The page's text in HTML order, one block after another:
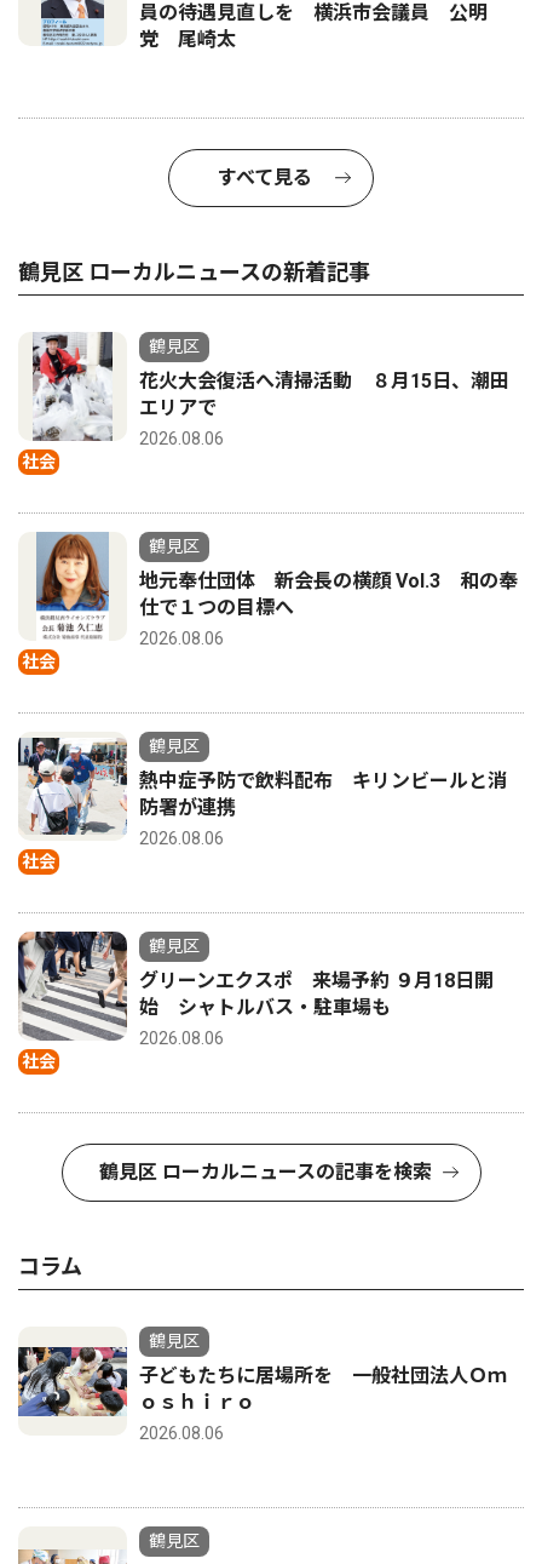
員の待遇見直しを 横浜市会議員 公明
党 尾崎太
すべて見る
鶴見区 ローカルニュースの新着記事
社会
鶴見区
花火大会復活へ清掃活動 ８月15日、潮田
エリアで
2026.08.06
社会
鶴見区
地元奉仕団体 新会長の横顔 Vol.3 和の奉
仕で１つの目標へ
2026.08.06
社会
鶴見区
熱中症予防で飲料配布 キリンビールと消
防署が連携
2026.08.06
社会
鶴見区
グリーンエクスポ 来場予約 ９月18日開
始 シャトルバス・駐車場も
2026.08.06
鶴見区 ローカルニュースの記事を検索
コラム
鶴見区
子どもたちに居場所を 一般社団法人Ｏｍ
ｏｓｈｉｒｏ
2026.08.06
鶴見区